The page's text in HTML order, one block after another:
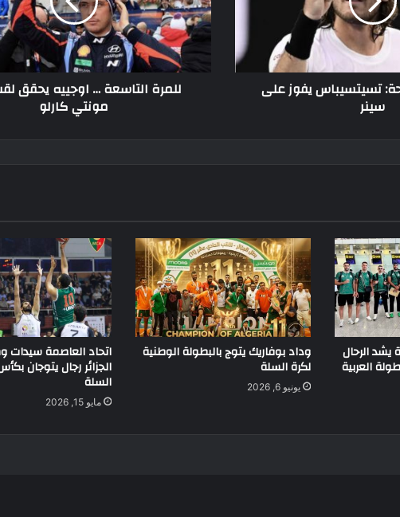
تسيتسيباس يفوز على
سينر
يحقق
لقب
رالي
مونتي
كارلو
للمرة التاسعة … اوجييه يحقق
مونتي كارلو
يشد الرحال
العربية
وداد بوفاريك يتوج بالبطولة الوطنية
لكرة السلة
يونيو 6, 2026
اتحاد العاصمة سيدات
الجزائر رجال يتوجان
السلة
مايو 15, 2026